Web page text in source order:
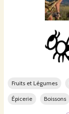
Fruits et Légumes
Épicerie Boissons